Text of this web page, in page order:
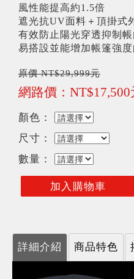
風性能提高約1.5倍
遮光抗UV面料＋頂掛式
有效防止陽光穿透抑制
易搭設並能增加帳篷強
原價 NT$29,999元
網路價：NT$17,500
顏色：
尺寸：
數量：
加入購物車
詳細介紹 商品特色